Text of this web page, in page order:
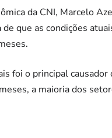
da CNI, Marcelo
que as condições
foi o principal
a maioria dos